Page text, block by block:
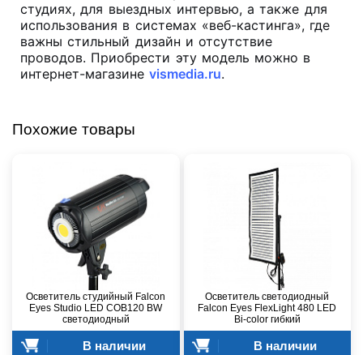
студиях, для выездных интервью, а также для
использования в системах «веб-кастинга», где
важны стильный дизайн и отсутствие
проводов. Приобрести эту модель можно в
интернет-магазинеvismedia.ru.
Похожие товары
Осветитель студийный Falcon
Eyes Studio LED COB120 BW
светодиодный
В наличии
Осветитель светодиодный
Falcon Eyes FlexLight 480 LED
Bi-color гибкий
В наличии